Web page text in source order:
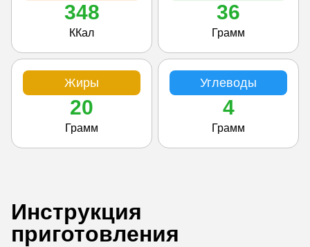
348
ККал
36
Грамм
Жиры
20
Грамм
Углеводы
4
Грамм
Инструкция
приготовления